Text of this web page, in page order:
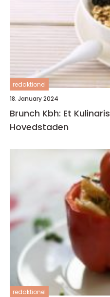
redaktionel
18. January 2024
Brunch Kbh: Et
Hovedstaden
redaktionel